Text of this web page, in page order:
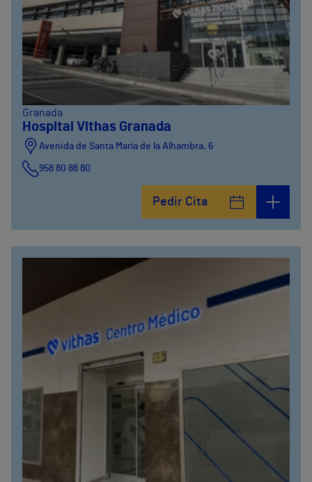
Granada
Hospital Vithas Granada
Avenida de Santa María de la Alhambra, 6
958 80 88 80
Pedir Cita